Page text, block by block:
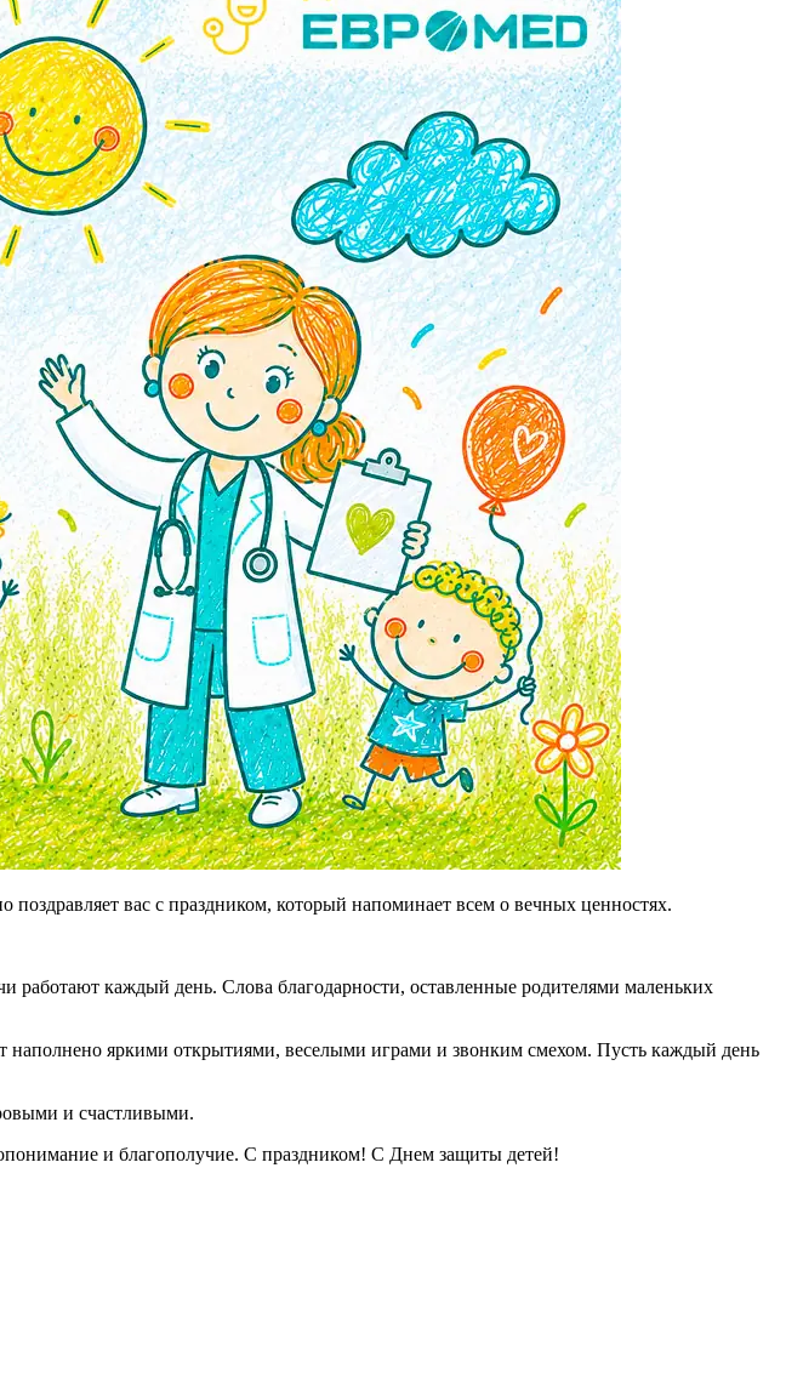
вас с праздником, который напоминает всем о вечных ценностях.
работают каждый день. Слова благодарности, оставленные родителями маленьких
наполнено яркими открытиями, веселыми играми и звонким смехом. Пусть каждый день
и счастливыми.
и благополучие. С праздником! С Днем защиты детей!